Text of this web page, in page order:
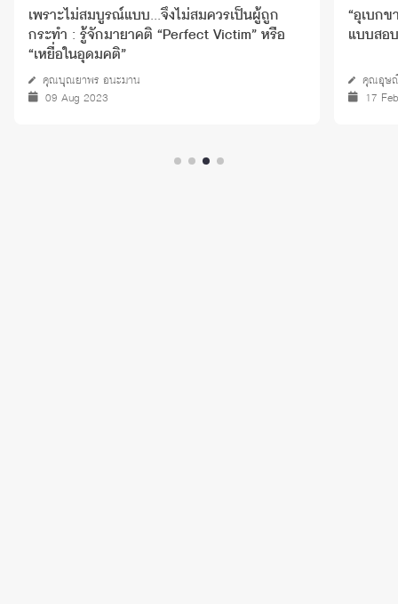
เพราะไม่สมบูรณ์แบบ...จึงไม่สมควรเป็นผู้ถูก
กระทำ : รู้จักมายาคติ “Perfect Victim” หรือ
“เหยื่อในอุดมคติ”
คุณบุณยาพร อนะมาน
09 Aug 2023
“อุเบกข
แบบสอ
คุณอุษ
17